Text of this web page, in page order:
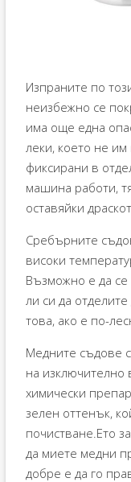
Изпраните по
неизбежно се
има още една
леки, което не
фиксирани в
машина работи,
оставяйки
Сребърните
високи
Възможно е да се
ли си да
това, ако е по-
Медните съдове
на изключително
химически
зелен оттенък,
почистване.Ето
да миете медни
добре е да го